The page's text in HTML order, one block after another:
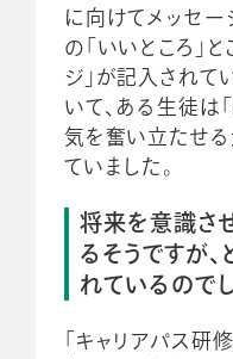
に向けてメッセー
の「いいところ」
ジ」が記入されて
いて、ある生徒は
気を奮い立たせる
ていました。
将来を意識さ
るそうですが
れているので
「キャリアパス研